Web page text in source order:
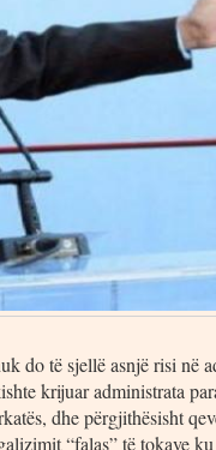
do të sjellë asnjë risi në
krijuar administrata
dhe përgjithësisht
“falas” të tokave